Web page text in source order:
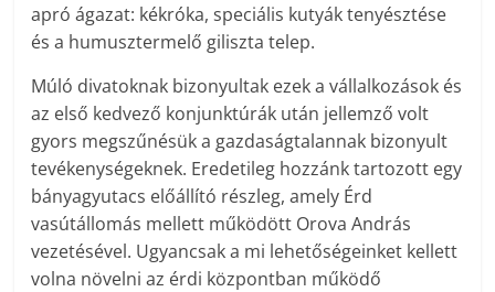
apró ágazat: kékróka, speciális kutyák tenyésztése
és a humusztermelő giliszta telep.
Múló divatoknak bizonyultak ezek a vállalkozások és
az első kedvező konjunktúrák után jellemző volt
gyors megszűnésük a gazdaságtalannak bizonyult
tevékenységeknek. Eredetileg hozzánk tartozott egy
bányagyutacs előállító részleg, amely Érd
vasútállomás mellett működött Orova András
vezetésével. Ugyancsak a mi lehetőségeinket kellett
volna növelni az érdi központban működő